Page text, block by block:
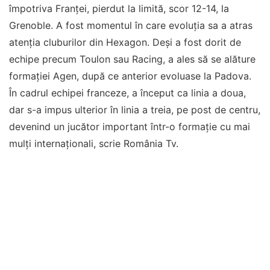
împotriva Franței, pierdut la limită, scor 12-14, la
Grenoble. A fost momentul în care evoluţia sa a atras
atenția cluburilor din Hexagon. Deși a fost dorit de
echipe precum Toulon sau Racing, a ales să se alăture
formației Agen, după ce anterior evoluase la Padova.
În cadrul echipei franceze, a început ca linia a doua,
dar s-a impus ulterior în linia a treia, pe post de centru,
devenind un jucător important într-o formație cu mai
mulți internaționali, scrie România Tv.